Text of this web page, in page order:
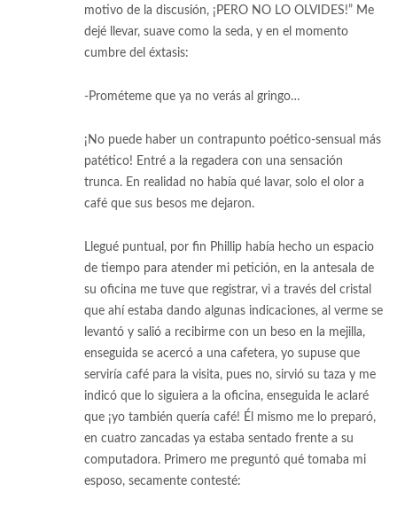
motivo de la discusión, ¡PERO NO LO OLVIDES!” Me
dejé llevar, suave como la seda, y en el momento
cumbre del éxtasis:
-Prométeme que ya no verás al gringo…
¡No puede haber un contrapunto poético-sensual más
patético! Entré a la regadera con una sensación
trunca. En realidad no había qué lavar, solo el olor a
café que sus besos me dejaron.
Llegué puntual, por fin Phillip había hecho un espacio
de tiempo para atender mi petición, en la antesala de
su oficina me tuve que registrar, vi a través del cristal
que ahí estaba dando algunas indicaciones, al verme se
levantó y salió a recibirme con un beso en la mejilla,
enseguida se acercó a una cafetera, yo supuse que
serviría café para la visita, pues no, sirvió su taza y me
indicó que lo siguiera a la oficina, enseguida le aclaré
que ¡yo también quería café! Él mismo me lo preparó,
en cuatro zancadas ya estaba sentado frente a su
computadora. Primero me preguntó qué tomaba mi
esposo, secamente contesté: